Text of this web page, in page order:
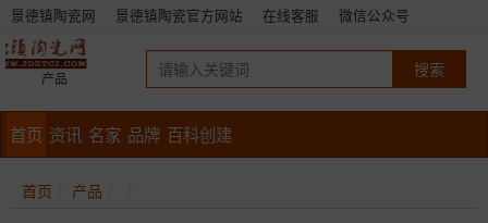
景德镇陶瓷网 景德镇陶瓷官方网站 在线客服 微信公众号
产品
首页 资讯 名家 品牌 百科创建
首页 产品